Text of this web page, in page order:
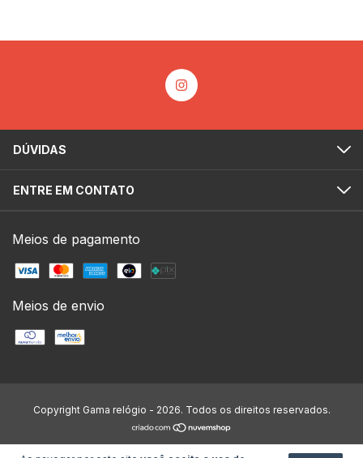
DÚVIDAS
ENTRE EM CONTATO
Meios de pagamento
Meios de envio
Copyright Gama relógio - 2026. Todos os direitos reservados.